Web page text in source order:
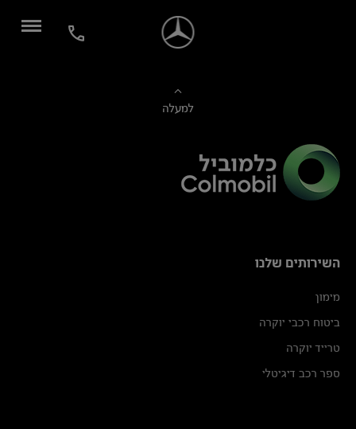
למעלה
השירותים שלנו
מימון
ביטוח רכבי יוקרה
טרייד יוקרה
ספר רכב דיגיטלי